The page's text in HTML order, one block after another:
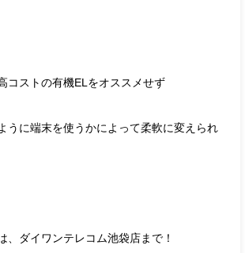
コストの有機ELをオススメせず
うに端末を使うかによって柔軟に変えられ
、ダイワンテレコム池袋店まで！